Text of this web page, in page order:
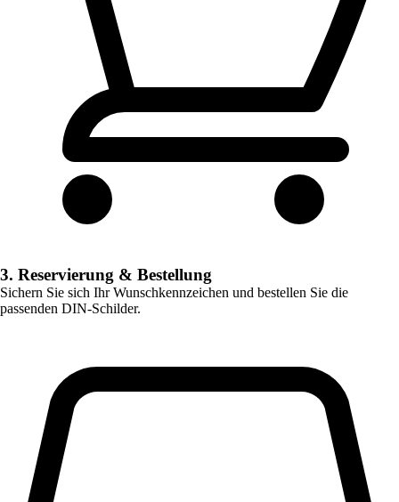
3. Reservierung & Bestellung
Sichern Sie sich Ihr Wunschkennzeichen und bestellen Sie die
passenden DIN-Schilder.